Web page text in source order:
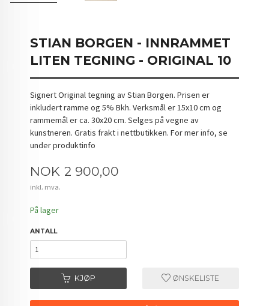
STIAN BORGEN - INNRAMMET
LITEN TEGNING - ORIGINAL 10
Signert Original tegning av Stian Borgen. Prisen er
inkludert ramme og 5% Bkh. Verksmål er 15x10 cm og
rammemål er ca. 30x20 cm. Selges på vegne av
kunstneren. Gratis frakt i nettbutikken. For mer info, se
under produktinfo
Pris
NOK 2 900,00
inkl. mva.
På lager
ANTALL
KJØP ØNSKELISTE